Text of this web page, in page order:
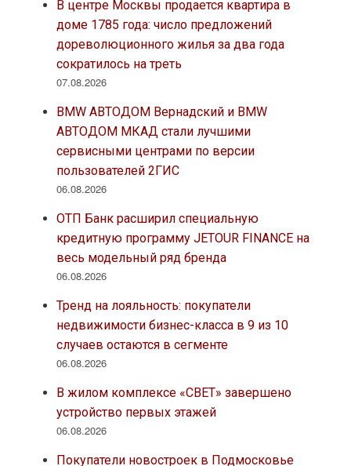
В центре Москвы продается квартира в
доме 1785 года: число предложений
дореволюционного жилья за два года
сократилось на треть
07.08.2026
BMW АВТОДОМ Вернадский и BMW
АВТОДОМ МКАД стали лучшими
сервисными центрами по версии
пользователей 2ГИС
06.08.2026
ОТП Банк расширил специальную
кредитную программу JETOUR FINANCE на
весь модельный ряд бренда
06.08.2026
Тренд на лояльность: покупатели
недвижимости бизнес-класса в 9 из 10
случаев остаются в сегменте
06.08.2026
В жилом комплексе «СВЕТ» завершено
устройство первых этажей
06.08.2026
Покупатели новостроек в Подмосковье